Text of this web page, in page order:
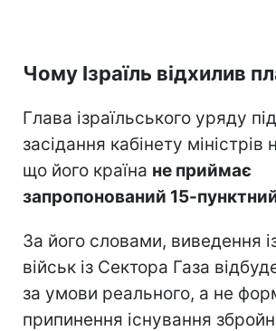
Чому Ізраїль відхилив
Глава ізраїльського уряду
засідання кабінету міністрів
що його країна не приймає
запропонований 15-
За його словами, виведення
військ із Сектора Газа
за умови реального, а не
припинення існування